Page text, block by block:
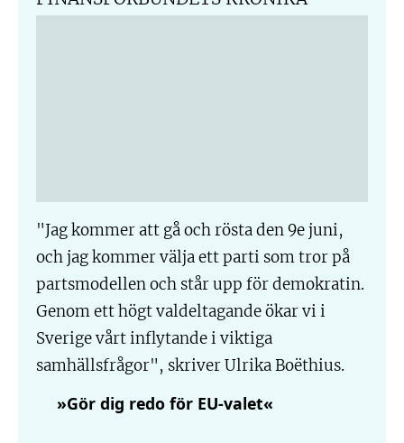
"Jag kommer att gå och rösta den 9e juni,
och jag kommer välja ett parti som tror på
partsmodellen och står upp för demokratin.
Genom ett högt valdeltagande ökar vi i
Sverige vårt inflytande i viktiga
samhällsfrågor", skriver Ulrika Boëthius.
»Gör dig redo för EU-valet«